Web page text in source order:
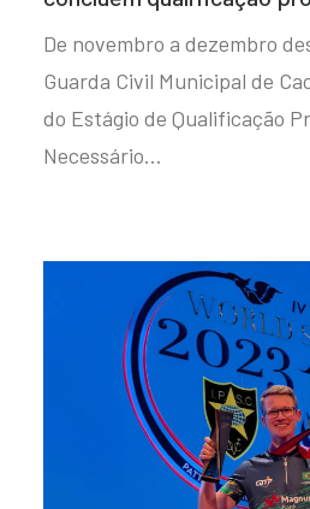
De novembro a dezembro
Guarda Civil Municipal de
do Estágio de Qualificação
Necessário…